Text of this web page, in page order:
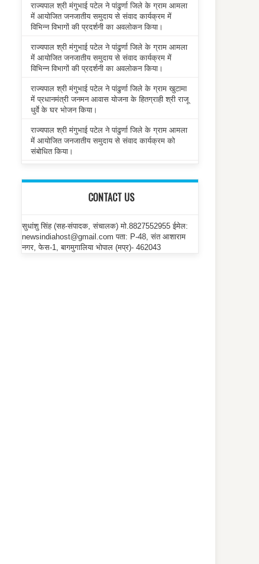
राज्यपाल श्री मंगुभाई पटेल ने पांढुर्णा जिले के ग्राम आमला
में आयोजित जनजातीय समुदाय से संवाद कार्यक्रम में
विभिन्न विभागों की प्रदर्शनी का अवलोकन किया।
राज्यपाल श्री मंगुभाई पटेल ने पांढुर्णा जिले के ग्राम आमला
में आयोजित जनजातीय समुदाय से संवाद कार्यक्रम में
विभिन्न विभागों की प्रदर्शनी का अवलोकन किया।
राज्यपाल श्री मंगुभाई पटेल ने पांढुर्णा जिले के ग्राम खुटामा
में प्रधानमंत्री जनमन आवास योजना के हितग्राही श्री राजू
धुर्वे के घर भोजन किया।
राज्यपाल श्री मंगुभाई पटेल ने पांढुर्णा जिले के ग्राम आमला
में आयोजित जनजातीय समुदाय से संवाद कार्यक्रम को
संबोधित किया।
CONTACT US
सुधांशु सिंह (सह-संपादक, संचालक) मो.8827552955 ईमेल:
newsindiahost@gmail.com पता: P-48, संत आशाराम
नगर, फेस-1, बागमुगालिया भोपाल (मप्र)- 462043